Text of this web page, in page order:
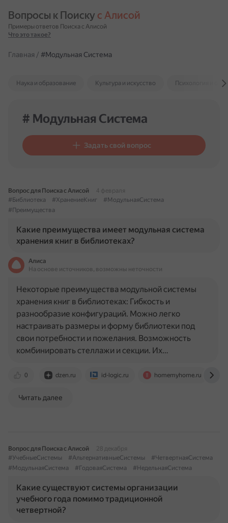
Вопросы к Поиску с Алисой
Примеры ответов Поиска с Алисой
Что это такое?
Главная / #Модульная Система
Наука и образование Культура и искусство Психология и
# Модульная Система
Задать свой вопрос
Вопрос для Поиска с Алисой
4 февраля
#Библиотека
#ХранениеКниг
#МодульнаяСистема
#Преимущества
Какие преимущества имеет модульная система
хранения книг в библиотеках?
Алиса
На основе источников, возможны неточности
0 dzen.ru id-logic.ru homemyhome.ru
Некоторые преимущества модульной системы
хранения книг в библиотеках: Гибкость и
разнообразие конфигураций. Можно легко
настраивать размеры и форму библиотеки под
свои потребности и пожелания. Возможность
комбинировать стеллажи и секции. Их…
Читать далее
Вопрос для Поиска с Алисой
28 декабря
#УчебныеСистемы
#АльтернативныеСистемы
#ЧетвертнаяСистема
#МодульнаяСистема
#ГодоваяСистема #НедельнаяСистема
Какие существуют системы организации
учебного года помимо традиционной
четвертной?